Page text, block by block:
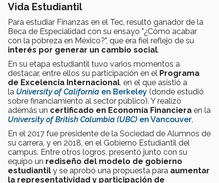
Vida Estudiantil
Para estudiar Finanzas en el Tec, resultó ganador de la
Beca de Especialidad con su ensayo "¿Cómo acabar
con la pobreza en México?", que era fiel reflejo de su
interés por generar un cambio social.
En su etapa estudiantil tuvo varios momentos a
destacar, entre ellos su participación en el Programa
de Excelencia Internacional , en el que asistió a
la University of California en Berkeley (donde estudió
sobre financiamiento al sector público). Y realizó
además un certificado en Economía Financiera en la
University of British Columbia (UBC) en Vancouver.
En el 2017 fue presidente de la Sociedad de Alumnos de
su carrera, y en 2018, en el Gobierno Estudiantil del
campus. Entre otros logros, presentó junto con su
equipo un rediseño del modelo de gobierno
estudiantil y se aprobó una propuesta para aumentar
la representatividad y participación de